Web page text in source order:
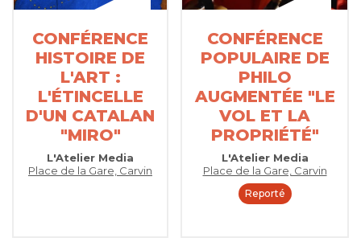
CONFÉRENCE
HISTOIRE DE
L'ART :
L'ÉTINCELLE
D'UN CATALAN
"MIRO"
L'Atelier Media
Place de la Gare, Carvin
CONFÉRENCE
POPULAIRE DE
PHILO
AUGMENTÉE "LE
VOL ET LA
PROPRIÉTÉ"
L'Atelier Media
Place de la Gare, Carvin
Reporté